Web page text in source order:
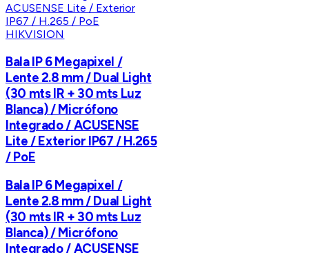
HIKVISION
Bala IP 6 Megapixel /
Lente 2.8 mm / Dual Light
(30 mts IR + 30 mts Luz
Blanca) / Micrófono
Integrado / ACUSENSE
Lite / Exterior IP67 / H.265
/ PoE
Bala IP 6 Megapixel /
Lente 2.8 mm / Dual Light
(30 mts IR + 30 mts Luz
Blanca) / Micrófono
Integrado / ACUSENSE